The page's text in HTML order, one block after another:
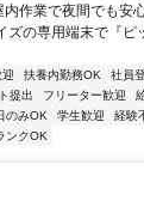
作業で夜間でも安
ズの専用端末で『
扶養内勤務OK 社員
提出 フリーター歓迎
のみOK 学生歓迎 経験
ンクOK